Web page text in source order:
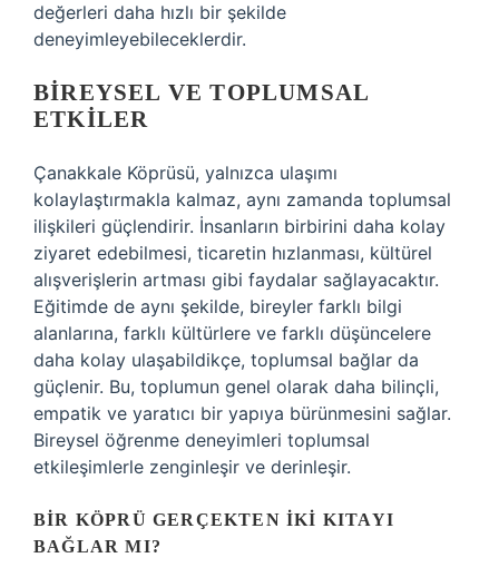
değerleri daha hızlı bir şekilde
deneyimleyebileceklerdir.
BIREYSEL VE TOPLUMSAL
ETKILER
Çanakkale Köprüsü, yalnızca ulaşımı
kolaylaştırmakla kalmaz, aynı zamanda toplumsal
ilişkileri güçlendirir. İnsanların birbirini daha kolay
ziyaret edebilmesi, ticaretin hızlanması, kültürel
alışverişlerin artması gibi faydalar sağlayacaktır.
Eğitimde de aynı şekilde, bireyler farklı bilgi
alanlarına, farklı kültürlere ve farklı düşüncelere
daha kolay ulaşabildikçe, toplumsal bağlar da
güçlenir. Bu, toplumun genel olarak daha bilinçli,
empatik ve yaratıcı bir yapıya bürünmesini sağlar.
Bireysel öğrenme deneyimleri toplumsal
etkileşimlerle zenginleşir ve derinleşir.
BIR KÖPRÜ GERÇEKTEN İKI KITAYI
BAĞLAR MI?